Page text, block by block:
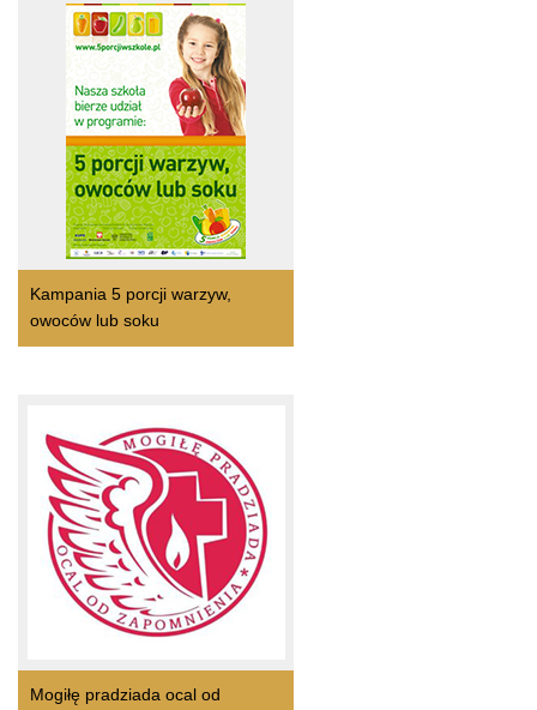
Kampania 5 porcji warzyw,
owoców lub soku
Mogiłę pradziada ocal od